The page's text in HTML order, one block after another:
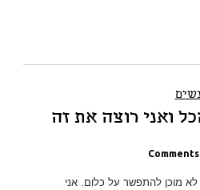
ואני רוצה את זה
לא מוכן להתפשר על כלום. אני